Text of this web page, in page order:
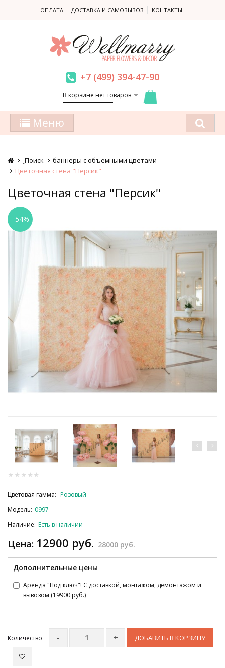
ОПЛАТА ДОСТАВКА И САМОВЫВОЗ КОНТАКТЫ
+7 (499) 394-47-90
В корзине нет товаров
Меню
ꞈПоиск
баннеры с объемными цветами
Цветочная стена "Персик"
Цветочная стена "Персик"
-54%
Цветовая гамма: Розовый
Модель: 0997
Наличие: Есть в наличии
Цена: 12900 руб. 28000 руб.
Дополнительные цены
Аренда "Под ключ"! С доставкой, монтажом, демонтажом и
вывозом (19900 руб.)
Количество ДОБАВИТЬ В КОРЗИНУ